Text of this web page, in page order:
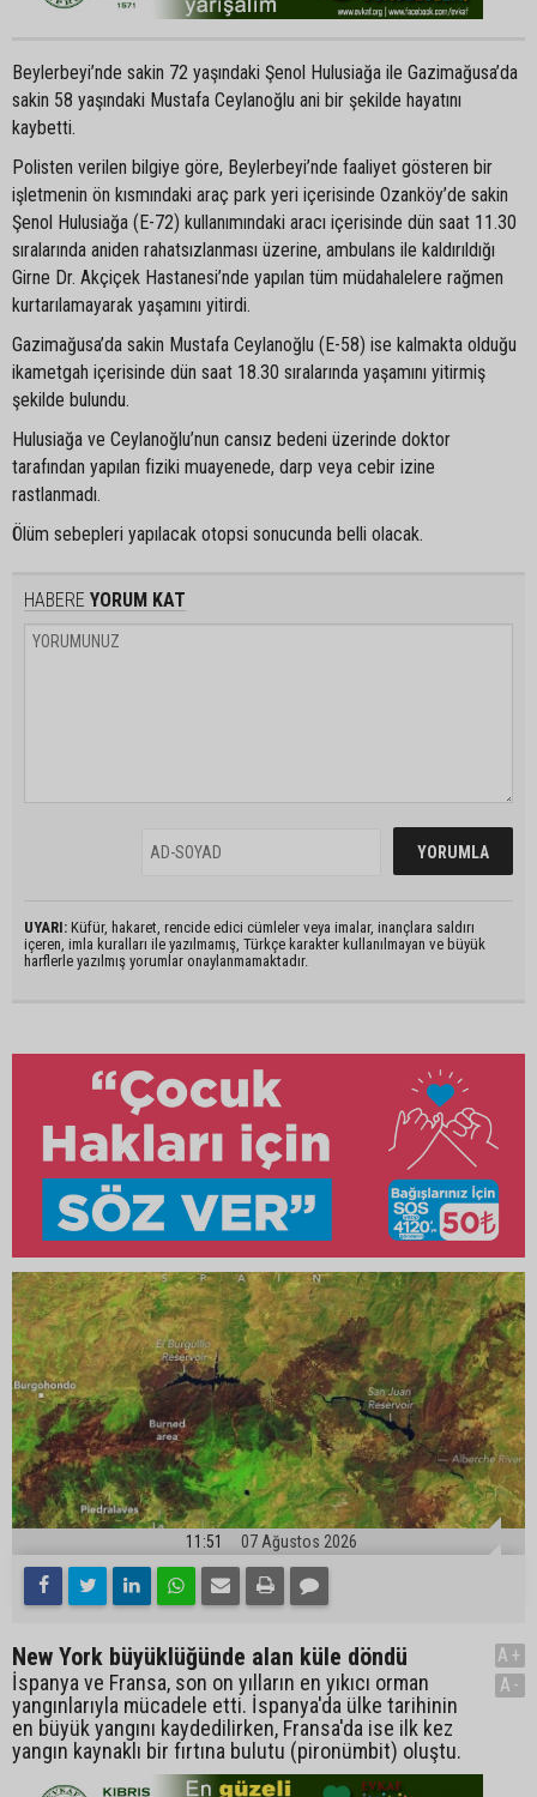
Beylerbeyi’nde sakin 72 yaşındaki Şenol Hulusiağa ile Gazimağusa’da
sakin 58 yaşındaki Mustafa Ceylanoğlu ani bir şekilde hayatını
kaybetti.
Polisten verilen bilgiye göre, Beylerbeyi’nde faaliyet gösteren bir
işletmenin ön kısmındaki araç park yeri içerisinde Ozanköy’de sakin
Şenol Hulusiağa (E-72) kullanımındaki aracı içerisinde dün saat 11.30
sıralarında aniden rahatsızlanması üzerine, ambulans ile kaldırıldığı
Girne Dr. Akçiçek Hastanesi’nde yapılan tüm müdahalelere rağmen
kurtarılamayarak yaşamını yitirdi.
Gazimağusa’da sakin Mustafa Ceylanoğlu (E-58) ise kalmakta olduğu
ikametgah içerisinde dün saat 18.30 sıralarında yaşamını yitirmiş
şekilde bulundu.
Hulusiağa ve Ceylanoğlu’nun cansız bedeni üzerinde doktor
tarafından yapılan fiziki muayenede, darp veya cebir izine
rastlanmadı.
Ölüm sebepleri yapılacak otopsi sonucunda belli olacak.
HABERE YORUM KAT
UYARI: Küfür, hakaret, rencide edici cümleler veya imalar, inançlara saldırı
içeren, imla kuralları ile yazılmamış, Türkçe karakter kullanılmayan ve büyük
harflerle yazılmış yorumlar onaylanmamaktadır.
11:51 07 Ağustos 2026
New York büyüklüğünde alan küle döndü
İspanya ve Fransa, son on yılların en yıkıcı orman
yangınlarıyla mücadele etti. İspanya'da ülke tarihinin
en büyük yangını kaydedilirken, Fransa'da ise ilk kez
yangın kaynaklı bir fırtına bulutu (pironümbit) oluştu.
A+
A-